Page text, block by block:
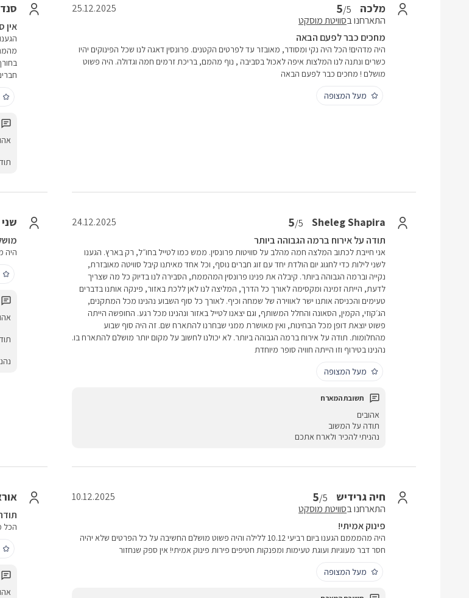
מלכה 5/5
התארחנו בסוויטת מוסקט
25.12.2025
מחכים כבר לפעם הבאה
היה מדהים! הכל היה נקי ומסודר, מאובזר עד לפרטים הקטנים. פרונסין דאגה לנו שכל הפינוקים יהיו
כשרים ונתנה לנו המלצות איפה לאכול בסביבה , נוף מהמם, בריכת זרמים חמה וגדולה. היה פשוט
מושלם ! מחכים כבר לפעם הבאה
מעל המצופה
אין
Sheleg Shapira
5/5
24.12.2025
תודה על אירוח ברמה הגבוהה ביותר
אני חייבת לכתוב המלצה חמה מהלב על סוויטות פרונסין. ממש כמו לטייל בחו״ל, רק בארץ. הגענו
לשני לילות כדי לחגוג יום הולדת יחד עם זוג חברים נוסף, וכל אחד מאיתנו קיבל סוויטה מאובזרת,
נקייה וברמה הגבוהה ביותר. קיבלה את פנינו פרונסין המהממת, הסבירה לנו בדיוק כל מה שצריך
לדעת, הייתה זמינה ומקסימה לאורך כל הדרך, המליצה לנו לאן ללכת באזור, פינקה אותנו בדברים
טעימים והכניסה אותנו ישר לאווירה של שמחה וכיף. לאורך כל סוף השבוע נהנינו מכל המתקנים,
הג׳קוזי, הקמין, הסאונה והחלל המשותף, וגם יצאנו לטייל באזור ונהנינו מכל רגע. החופשה הייתה
פשוט יוצאת דופן מכל הבחינות, ואין מאושרת ממני שבחרנו להתארח שם. זה היה סוף שבוע
מהחלומות. תודה על אירוח ברמה הגבוהה ביותר. לא יכולנו לחשוב על מקום יותר מושלם להתארח בו.
נהנינו בטירוף וזו הייתה חוויה סופר מיוחדת
מעל המצופה
אהובים
תודה על המשוב
נהניתי להכיר ולארח אתכם
היה
חיה גרידיש 5/5
התארחנו בסוויטת מוסקט
10.12.2025
פינוק אמיתי!
היה מהמממם הגענו ביום רביעי 10.12 ללילה והיה פשוט מושלם החשיבה על כל הפרטים שלא יהיה
חסר דבר מעוגיות ועוגת טעימות ומפנקות חטיפים פירות פינוק אמיתי! אין ספק שנחזור
מעל המצופה
הכל